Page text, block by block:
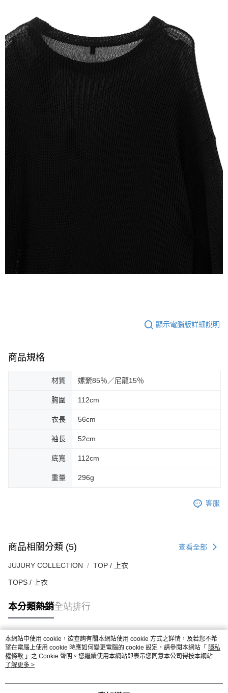
顯示電腦版詳細說明
商品規格
材質 嫘縈85％／尼龍15％
胸圍 112cm
衣長 56cm
袖長 52cm
底寬 112cm
重量 296g
客服
商品相關分類 (5) 查看全部
JUJURY COLLECTION TOP / 上衣
TOPS / 上衣
本分類熱銷全站排行
熱門標籤
本網站中使用 cookie，欲查詢有關本網站使用 cookie 方式之詳情，及若您不希
望在電腦上使用 cookie 時應如何變更電腦的 cookie 設定，請參閱本網站「 隱私
權條款 」之 Cookie 聲明。您繼續使用本網站即表示您同意本公司得按本網站使
用條款之 Cookie 聲明使用 cookie。
了解更多 >